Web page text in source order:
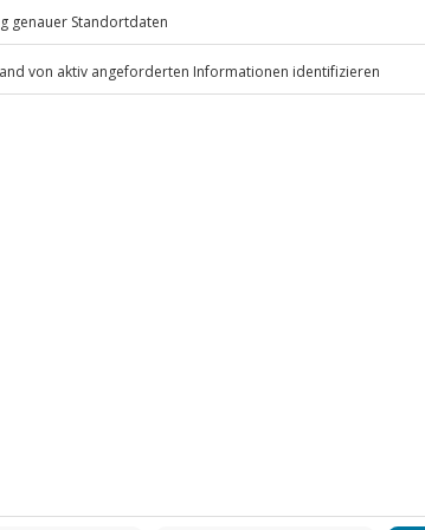
außer an bundesweiten